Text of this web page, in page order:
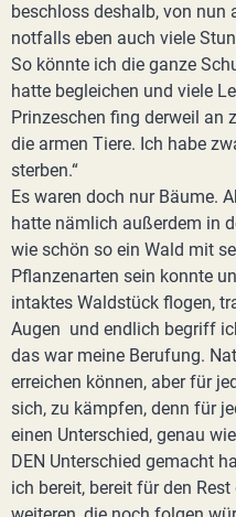
beschloss deshalb, von
notfalls eben auch viele
So könnte ich die ganze
hatte begleichen und viele
Prinzeschen fing derweil an
die armen Tiere. Ich habe
sterben.“
Es waren doch nur Bäume.
hatte nämlich außerdem in
wie schön so ein Wald mit
Pflanzenarten sein konnte
intaktes Waldstück flogen,
Augen und endlich begriff
das war meine Berufung.
erreichen können, aber für
sich, zu kämpfen, denn für
einen Unterschied, genau
DEN Unterschied gemacht
ich bereit, bereit für den